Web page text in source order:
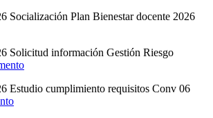
Socialización Plan Bienestar docente 2026
Solicitud información Gestión Riesgo
Estudio cumplimiento requisitos Conv 06